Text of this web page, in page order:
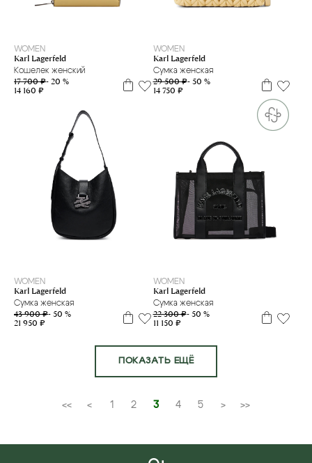
WOMEN
Karl Lagerfeld
Кошелек женский
17 700 ₽- 20 %
14 160 ₽
WOMEN
Karl Lagerfeld
Сумка женская
29 500 ₽- 50 %
14 750 ₽
WOMEN
Karl Lagerfeld
Сумка женская
43 900 ₽- 50 %
21 950 ₽
WOMEN
Karl Lagerfeld
Сумка женская
22 300 ₽- 50 %
11 150 ₽
ПОКАЗАТЬ ЕЩЁ
<< < 1 2 3 4 5 > >>